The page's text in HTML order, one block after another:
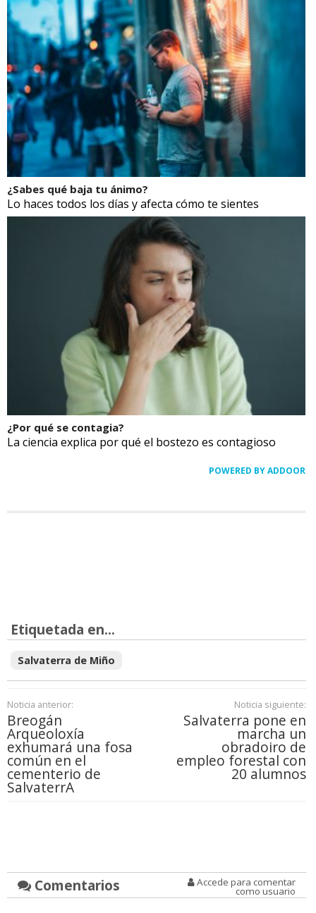
¿Sabes qué baja tu ánimo?
Lo haces todos los días y afecta cómo te sientes
¿Por qué se contagia?
La ciencia explica por qué el bostezo es contagioso
POWERED BY ADDOOR
Etiquetada en...
Salvaterra de Miño
Noticia anterior:
Breogán
Arqueoloxía
exhumará una fosa
común en el
cementerio de
SalvaterrA
Noticia siguiente:
Salvaterra pone en
marcha un
obradoiro de
empleo forestal con
20 alumnos
Comentarios Accede para comentar
como usuario